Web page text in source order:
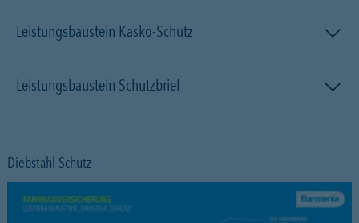
Leistungsbaustein Kasko-Schutz
Leistungsbaustein Schutzbrief
Diebstahl-Schutz